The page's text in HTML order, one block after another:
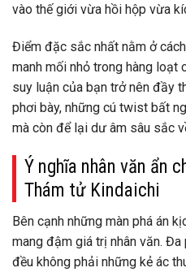
vào thế giới vừa hồi hộp vừa
Điểm đặc sắc nhất nằm ở
manh mối nhỏ trong hàng loạt
suy luận của bạn trở nên đầy
phơi bày, những cú twist bất
mà còn để lại dư âm sâu sắc
Ý nghĩa nhân văn ẩn
Thám tử Kindaichi
Bên cạnh những màn phá án
mang đậm giá trị nhân văn.
đều không phải những kẻ ác